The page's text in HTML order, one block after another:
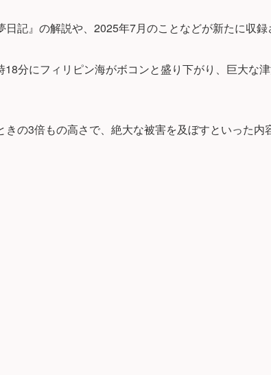
記』の解説や、2025年7月のことなどが新たに収
分にフィリピン海がボコンと盛り下がり、巨大な
の3倍もの高さで、絶大な被害を及ぼすといった内